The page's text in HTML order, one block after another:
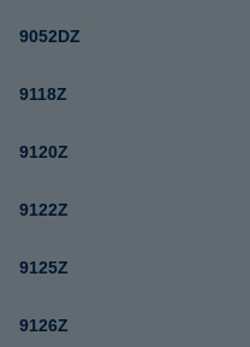
9052DZ
9118Z
9120Z
9122Z
9125Z
9126Z